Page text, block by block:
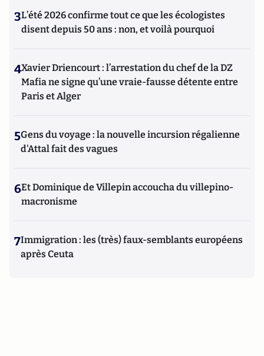
3L’été 2026 confirme tout ce que les écologistes
disent depuis 50 ans : non, et voilà pourquoi
4Xavier Driencourt : l’arrestation du chef de la DZ
Mafia ne signe qu’une vraie-fausse détente entre
Paris et Alger
5Gens du voyage : la nouvelle incursion régalienne
d'Attal fait des vagues
6Et Dominique de Villepin accoucha du villepino-
macronisme
7Immigration : les (très) faux-semblants européens
après Ceuta